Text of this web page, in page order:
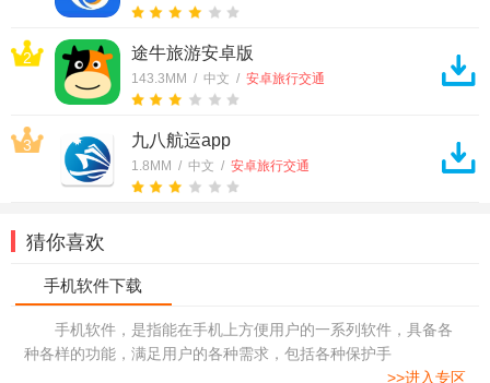
2 途牛旅游安卓版
143.3MM / 中文 / 安卓旅行交通
3 九八航运app
1.8MM / 中文 / 安卓旅行交通
猜你喜欢
手机软件，是指能在手机上方便用户的一系列软件，具备各
种各样的功能，满足用户的各种需求，包括各种保护手
>>进入专区